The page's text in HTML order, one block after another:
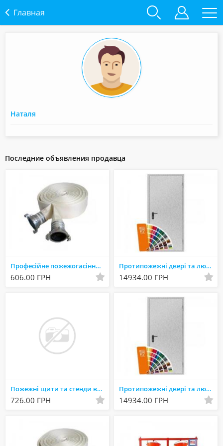
Главная
Наталя
Последние объявления продавца
Професійне пожежогасіння починається з обладнання, якому можна довіряти. Ми виготовляємо пожежні рук
606.00 ГРН
Протипожежні двері та люки від виробника: сертифікований захист, якому довіряють
14934.00 ГРН
Пожежні щити та стенди від виробника: швидкий доступ до безпеки без переплат
726.00 ГРН
Протипожежні двері та люки від виробника — безпека об’єкта
14934.00 ГРН